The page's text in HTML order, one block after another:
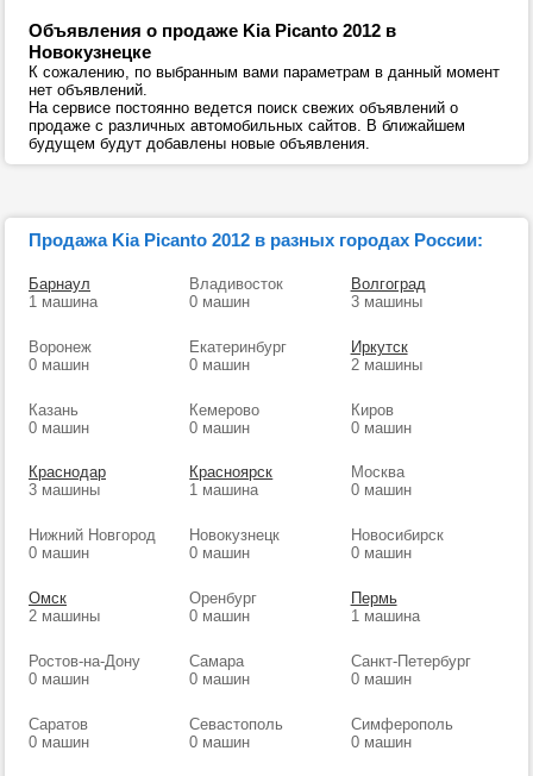
Объявления о продаже Kia Picanto 2012 в
Новокузнецке
К сожалению, по выбранным вами параметрам в данный момент
нет объявлений.
На сервисе постоянно ведется поиск свежих объявлений о
продаже с различных автомобильных сайтов. В ближайшем
будущем будут добавлены новые объявления.
Продажа Kia Picanto 2012 в разных городах России:
Барнаул
1 машина
Владивосток
0 машин
Волгоград
3 машины
Воронеж
0 машин
Екатеринбург
0 машин
Иркутск
2 машины
Казань
0 машин
Кемерово
0 машин
Киров
0 машин
Краснодар
3 машины
Красноярск
1 машина
Москва
0 машин
Нижний Новгород
0 машин
Новокузнецк
0 машин
Новосибирск
0 машин
Омск
2 машины
Оренбург
0 машин
Пермь
1 машина
Ростов-на-Дону
0 машин
Самара
0 машин
Санкт-Петербург
0 машин
Саратов
0 машин
Севастополь
0 машин
Симферополь
0 машин